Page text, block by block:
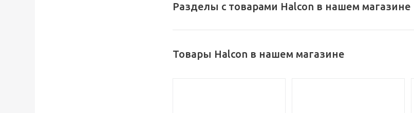
Разделы с товарами Halcon в нашем магазине
Товары Halcon в нашем магазине